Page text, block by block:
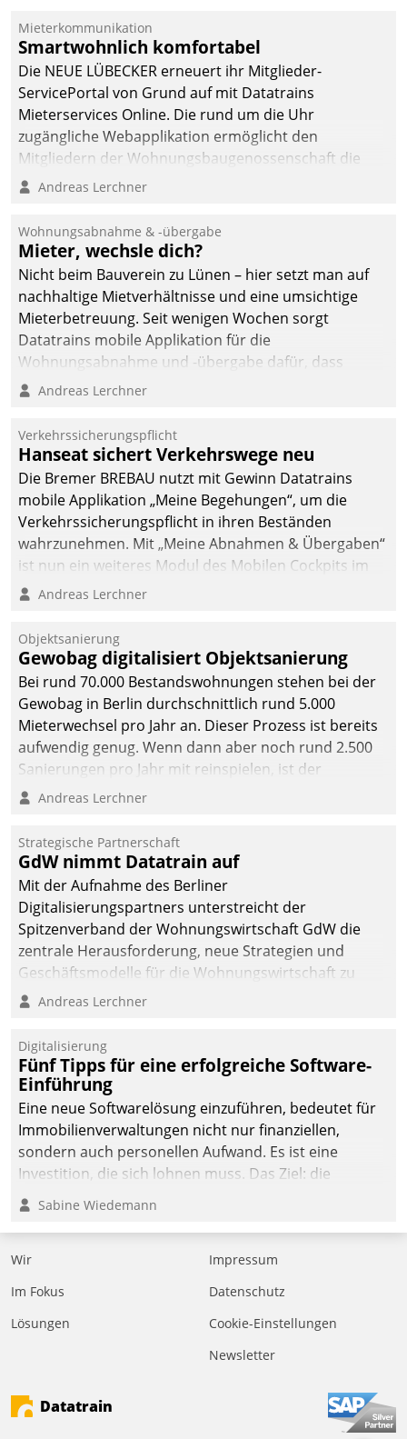
dafür ein Team
bestehend aus
Wohnungsunternehmen
und PropTech.
Mieterkommunikation
Smartwohnlich komfortabel
Die NEUE LÜBECKER erneuert ihr Mitglieder-
ServicePortal von Grund auf mit Datatrains
Mieterservices Online. Die rund um die Uhr
zugängliche Webapplikation ermöglicht den
Mitgliedern der Wohnungs­bau­genossenschaft die
Kontaktaufnahme per Smartphone, Tablet oder PC.
Andreas Lerchner
Wohnungsabnahme & -übergabe
Mieter, wechsle dich?
Nicht beim Bauverein zu Lünen – hier setzt man auf
nachhaltige Mietverhältnisse und eine umsichtige
Mieterbetreuung. Seit wenigen Wochen sorgt
Datatrains mobile Applikation für die
Wohnungsabnahme und -übergabe dafür, dass
Mieter wohlgeordnet kommen und, so es sein muss,
Andreas Lerchner
Verkehrssicherungspflicht
Hanseat sichert Verkehrswege neu
Die Bremer BREBAU nutzt mit Gewinn Datatrains
mobile Applikation „Meine Begehungen“, um die
Verkehrssicherungspflicht in ihren Beständen
wahrzunehmen. Mit „Meine Abnahmen & Übergaben“
ist nun ein weiteres Modul des Mobilen Cockpits im
Einsatz.
Andreas Lerchner
Objektsanierung
Gewobag digitalisiert Objektsanierung
Bei rund 70.000 Bestandswohnungen stehen bei der
Gewobag in Berlin durchschnittlich rund 5.000
Mieterwechsel pro Jahr an. Dieser Prozess ist bereits
aufwendig genug. Wenn dann aber noch rund 2.500
Sanierungen pro Jahr mit reinspielen, ist der
Betreuungs- und Organisationsaufwand immens. Im
kommunale Wohnungsbauunternehmen daher
gemeinsam mit der Berliner Datatrain GmbH den
Teilprozess der Objektsanierung digitalisiert.
Andreas Lerchner
Strategische Partnerschaft
GdW nimmt Datatrain auf
Mit der Aufnahme des Berliner
Digitalisierungspartners unterstreicht der
Spitzenverband der Wohnungswirtschaft GdW die
zentrale Herausforderung, neue Strategien und
Geschäftsmodelle für die Wohnungswirtschaft zu
entwickeln.
Andreas Lerchner
Digitalisierung
Fünf Tipps für eine erfolgreiche Software-
Einführung
Eine neue Softwarelösung einzuführen, bedeutet für
Immobilienverwaltungen nicht nur finanziellen,
sondern auch personellen Aufwand. Es ist eine
Investition, die sich lohnen muss. Das Ziel: die
nachhaltige Optimierung der Geschäftsabläufe. Damit
dieses Ziel erreicht wird, sollten einige Grundregeln
befolgt werden.
Sabine Wiedemann
Wir
Im Fokus
Lösungen
Impressum
Datenschutz
Cookie-Einstellungen
Newsletter
Datatrain